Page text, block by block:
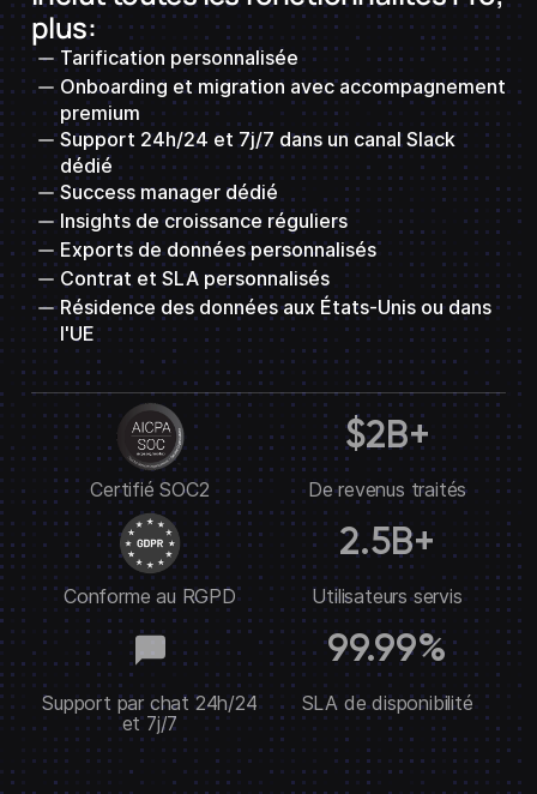
plus:
Tarification personnalisée
Onboarding et migration avec accompagnement
premium
Support 24h/24 et 7j/7 dans un canal Slack
dédié
Success manager dédié
Insights de croissance réguliers
Exports de données personnalisés
Contrat et SLA personnalisés
Résidence des données aux États-Unis ou dans
l'UE
Certifié SOC2
$2B+
De revenus traités
Conforme au RGPD
2.5B+
Utilisateurs servis
Support par chat 24h/24
et 7j/7
99.99%
SLA de disponibilité